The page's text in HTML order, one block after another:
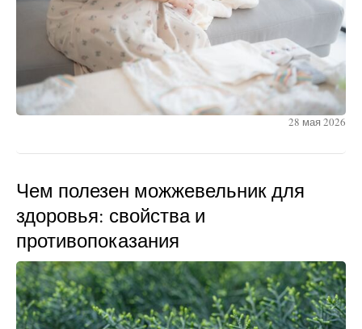
28 мая 2026
Чем полезен можжевельник для
здоровья: свойства и
противопоказания